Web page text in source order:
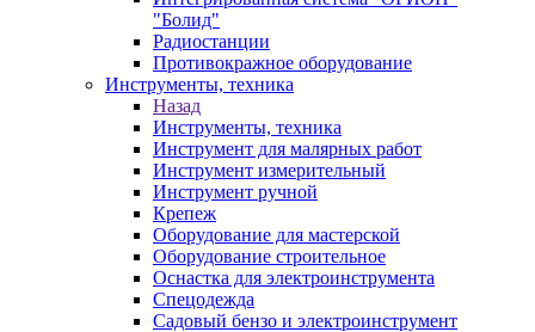
"Болид"
Радиостанции
Противокражное оборудование
Инструменты, техника
Назад
Инструменты, техника
Инструмент для малярных работ
Инструмент измерительный
Инструмент ручной
Крепеж
Оборудование для мастерской
Оборудование строительное
Оснастка для электроинструмента
Спецодежда
Садовый бензо и электроинструмент